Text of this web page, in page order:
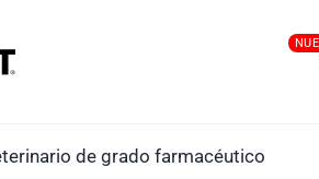
de grado farmacéutico